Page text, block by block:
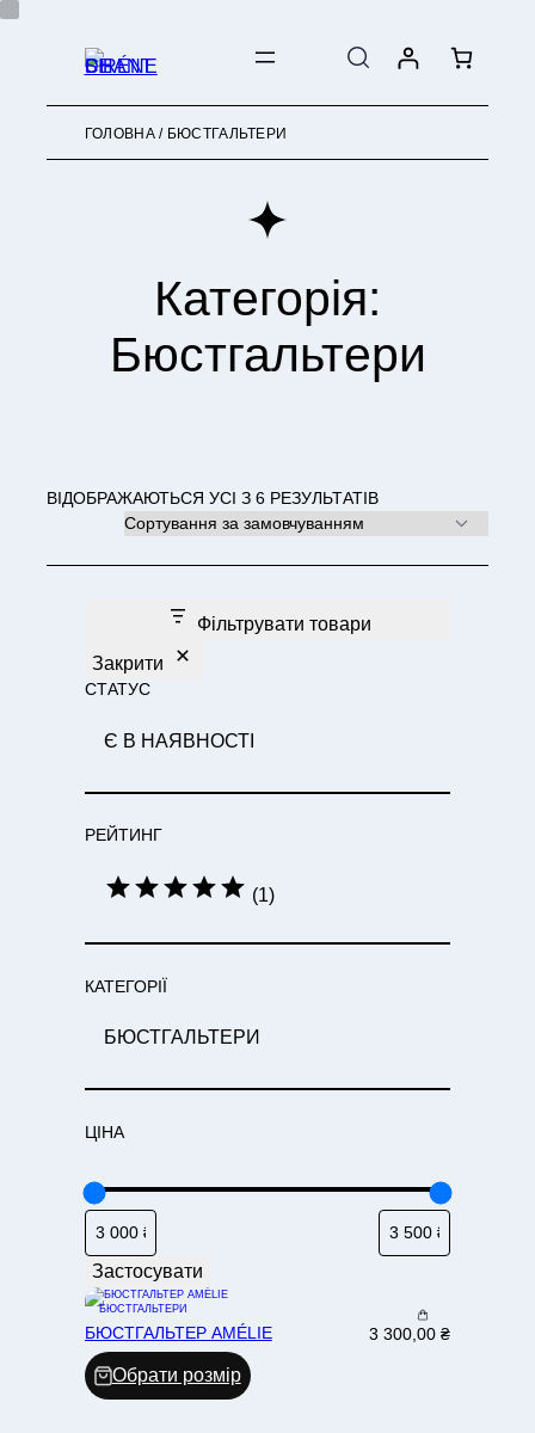
ПЕРЕЙТИ
ГОЛОВНА/ БЮСТГАЛЬТЕРИ
Категорія:
Бюстгальтери
ВІДОБРАЖАЮТЬСЯ УСІ З 6 РЕЗУЛЬТАТІВ
Фільтрувати товари
Закрити
СТАТУС
А
Т
Є В НАЯВНОСТІ
РЕЙТИНГ
І
(1)
КАТЕГОРІЇ
Т
Е
О
Р
Я
БЮСТГАЛЬТЕРИ
ЦІНА
Застосувати
БЮСТГАЛЬТЕРИ
БЮСТГАЛЬТЕР AMÉLIE 3 300,00₴
Обрати розмір